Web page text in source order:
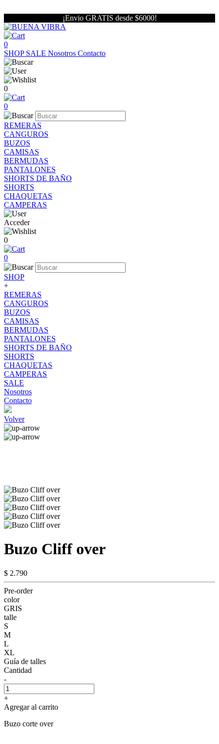
¡Envio GRATIS desde $6000!
0
SHOP SALE Nosotros Contacto
0
0
REMERAS
CANGUROS
BUZOS
CAMISAS
BERMUDAS
PANTALONES
SHORTS DE BAÑO
SHORTS
CHAQUETAS
CAMPERAS
Acceder
0
0
SHOP
+
REMERAS
CANGUROS
BUZOS
CAMISAS
BERMUDAS
PANTALONES
SHORTS DE BAÑO
SHORTS
CHAQUETAS
CAMPERAS
SALE
Nosotros
Contacto
Volver
Buzo Cliff over
$ 2.790
Pre-order
color
GRIS
talle
S
M
L
XL
Guía de talles
Cantidad
-
+
Agregar al carrito
Buzo corte over